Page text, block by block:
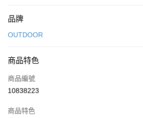
台灣樂天信用卡公司
玉山商業銀行
台灣樂天信用卡公司
相關說明
1.本服務由台灣大哥大提供，台灣大哥大用戶可立
2.付款方式選擇「大哥付你分期」，訂單成立後會
3.實際核准額度、可分期數及費用金額請依後續交
AFTEE先享後付
相關說明
AFTEE先享後付是「在收到商品之後才付款」的支
ATM付款
品牌
OUTDOOR
商品特色
商品編號
10838223
商品特色